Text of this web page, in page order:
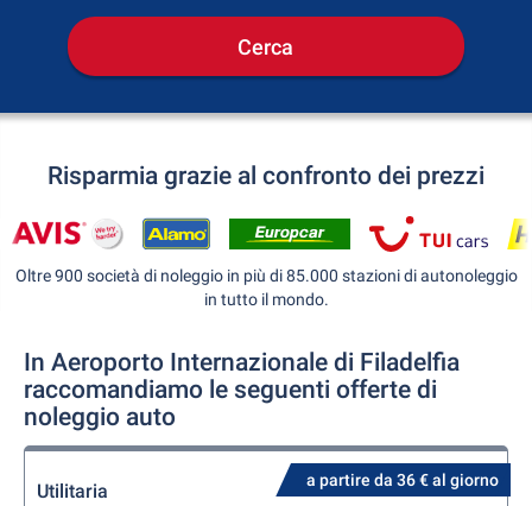
Cerca
Risparmia grazie al confronto dei prezzi
Oltre 900 società di noleggio in più di 85.000 stazioni di autonoleggio
in tutto il mondo.
In Aeroporto Internazionale di Filadelfia
raccomandiamo le seguenti offerte di
noleggio auto
a partire da 36 € al giorno
Utilitaria